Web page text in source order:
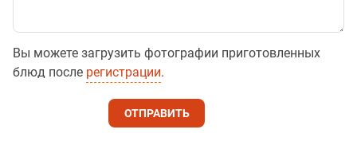
Вы можете загрузить фотографии приготовленных
блюд после регистрации.
ОТПРАВИТЬ